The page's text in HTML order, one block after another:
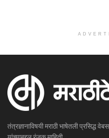
तंत्रज्ञानाविषयी मराठी भाषेतली प्रसिद्ध